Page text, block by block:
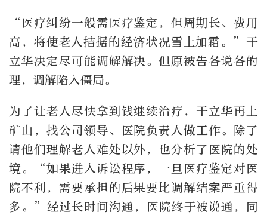
“医疗纠纷一般需医疗鉴定，但周期长、费用
高，将使老人拮据的经济状况雪上加霜。”干
立华决定尽可能调解解决。但原被告各说各的
理，调解陷入僵局。
为了让老人尽快拿到钱继续治疗，干立华再上
矿山，找公司领导、医院负责人做工作。除了
请他们理解老人难处以外，也分析了医院的处
境。“如果进入诉讼程序，一旦医疗鉴定对医
院不利，需要承担的后果要比调解结案严重得
多。”经过长时间沟通，医院终于被说通，同